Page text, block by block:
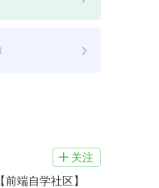
 关注
端自学社区】